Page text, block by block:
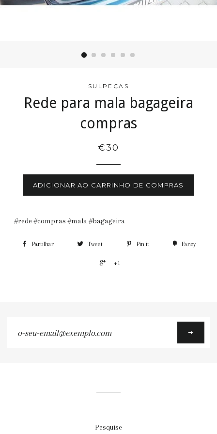
SULPEÇAS
Rede para mala bagageira
compras
€30
ADICIONAR AO CARRINHO DE COMPRAS
#rede #compras #mala #bagageira
Partilhar Tweet Pin it Fancy
+1
Pesquise